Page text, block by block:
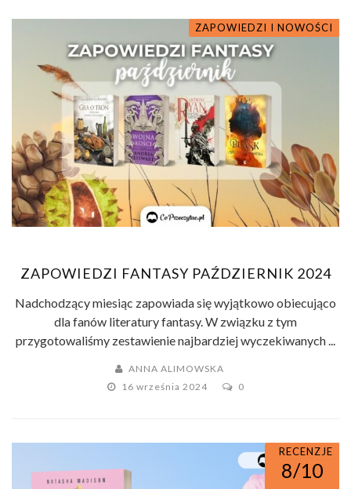
ZAPOWIEDZI I NOWOŚCI
ZAPOWIEDZI FANTASY PAŹDZIERNIK 2024
Nadchodzący miesiąc zapowiada się wyjątkowo obiecująco
dla fanów literatury fantasy. W związku z tym
przygotowaliśmy zestawienie najbardziej wyczekiwanych ...
ANNA ALIMOWSKA
16 września 2024
0
RECENZJE
8/10